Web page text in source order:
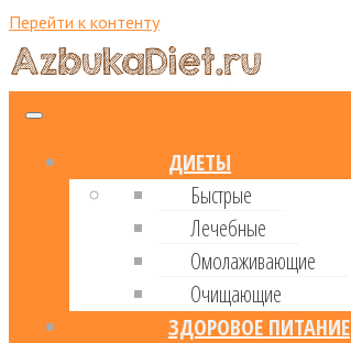
Перейти к контенту
ДИЕТЫ
Быстрые
Лечебные
Омолаживающие
Очищающие
ЗДОРОВОЕ ПИТАНИЕ